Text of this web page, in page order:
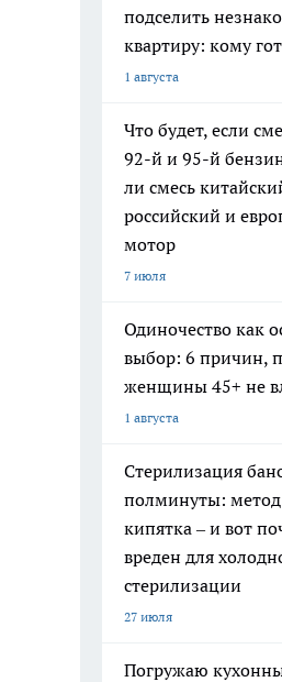
подселить
квартиру: кому
1 августа
Что будет, если
92-й и 95-й
ли смесь
российский и
мотор
7 июля
Одиночество как
выбор: 6 причин,
женщины 45+ не
1 августа
Стерилизация
полминуты: метод
кипятка – и вот
вреден для
стерилизации
27 июля
Погружаю